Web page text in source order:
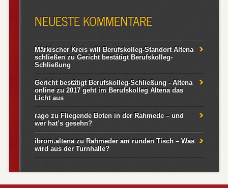
NEUESTE KOMMENTARE
Märkischer Kreis will Berufskolleg-Standort Altena
schließenzuGericht bestätigt Berufskolleg-
Schließung
Gericht bestätigt Berufskolleg-Schließung - Altena
onlinezu2017 geht im Berufskolleg Altena das
Licht aus
ragozu Fliegende Boten in der Rahmede – und
wer hat’s gesehn?
ibrom.altenazu Rahmeder am runden Tisch – Was
wird aus der Turnhalle?